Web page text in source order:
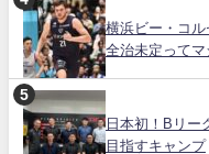
横浜ビー・コ
全治未定ってマ
日本初！Bリー
目指すキャンプ